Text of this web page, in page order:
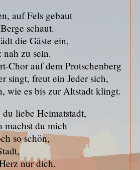
auf Fels gebaut
schaut.
die Gäste ein,
nah zu sein.
Chor auf dem Protschenberg
singt, freut ein Jeder sich,
wie es bis zur Altstadt klingt.
liebe Heimatstadt,
du mich
so schön,
nur dich.